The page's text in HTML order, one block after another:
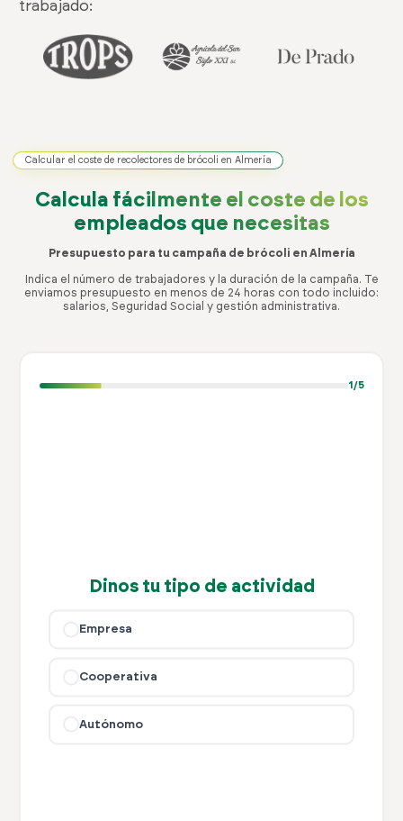
trabajado:
Calcular el coste de recolectores de brócoli en Almería
Calcula fácilmente el coste de los
empleados que necesitas
Presupuesto para tu campaña de brócoli en Almería
Indica el número de trabajadores y la duración de la campaña. Te
enviamos presupuesto en menos de 24 horas con todo incluido:
salarios, Seguridad Social y gestión administrativa.
1 /5
Dinos tu tipo de actividad
Empresa
Cooperativa
Autónomo